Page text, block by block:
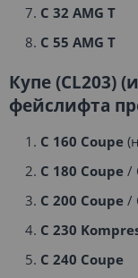
C 32 AMG T
C 55 AMG T
Купе (CL203)
фейслифта
C 160 Coupe
C 180 Coupe /
C 200 Coupe /
C 230
C 240 Coupe